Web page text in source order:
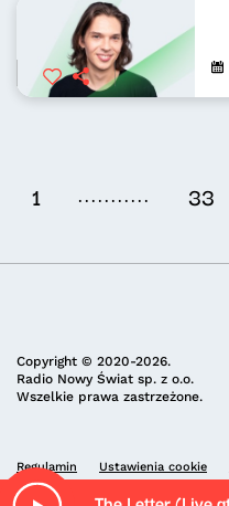
1 ........... 33
Copyright © 2020-2026.
Radio Nowy Świat sp. z o.o.
Wszelkie prawa zastrzeżone.
Regulamin Ustawienia cookie